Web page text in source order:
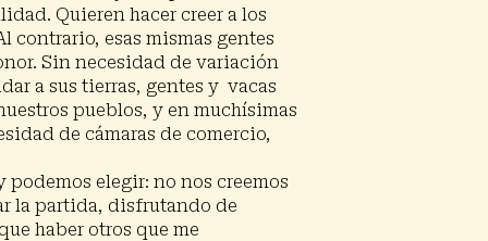
Quieren hacer creer a los
contrario, esas mismas gentes
Sin necesidad de variación
a sus tierras, gentes y vacas
pueblos, y en muchísimas
de cámaras de comercio,
podemos elegir: no nos creemos
la partida, disfrutando de
haber otros que me